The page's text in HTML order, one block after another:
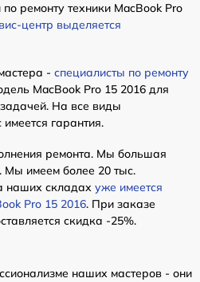
ремонту техники MacBook Pro
центр выделяется
- специалисты по ремонту
MacBook Pro 15 2016 для
На все виды
гарантия.
ремонта. Мы большая
Мы имеем более 20 тыс.
наших складах уже имеется
Pro 15 2016. При заказе
скидка -25%.
наших мастеров - они